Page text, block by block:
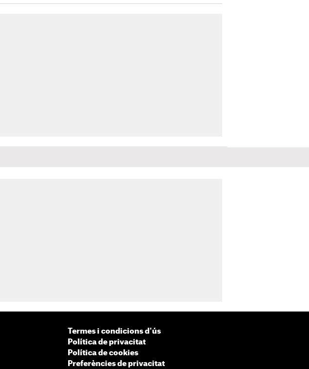
Termes i condicions d'ús
Política de privacitat
Política de cookies
Preferències de privacitat